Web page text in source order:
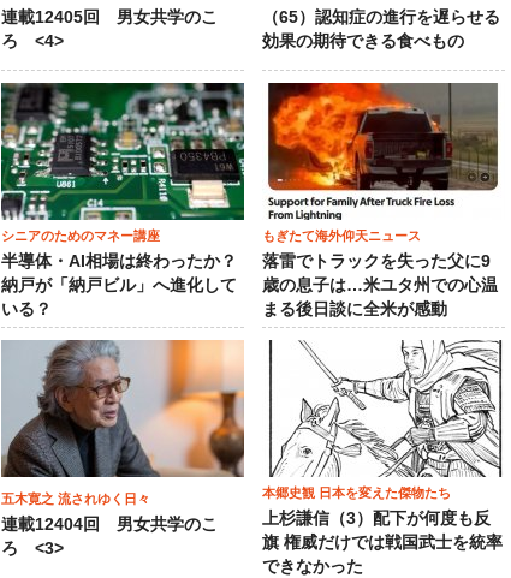
連載12405回 男女共学のこ
ろ <4>
（65）認知症の進行を遅らせる
効果の期待できる食べもの
シニアのためのマネー講座
半導体・AI相場は終わったか？
納戸が「納戸ビル」へ進化して
いる？
もぎたて海外仰天ニュース
落雷でトラックを失った父に9
歳の息子は…米ユタ州での心温
まる後日談に全米が感動
五木寛之 流されゆく日々
連載12404回 男女共学のこ
ろ <3>
本郷史観 日本を変えた傑物たち
上杉謙信（3）配下が何度も反
旗 権威だけでは戦国武士を統率
できなかった